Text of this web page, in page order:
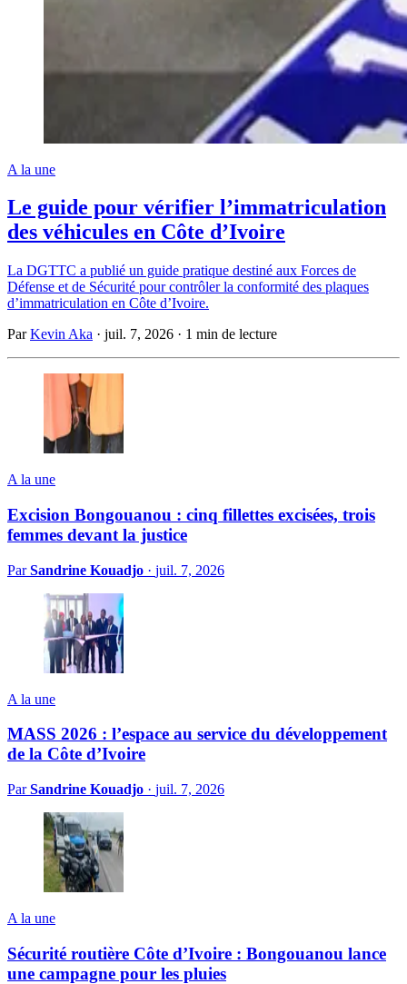
A la une
Le guide pour vérifier l’immatriculation
des véhicules en Côte d’Ivoire
La DGTTC a publié un guide pratique destiné aux Forces de
Défense et de Sécurité pour contrôler la conformité des plaques
d’immatriculation en Côte d’Ivoire.
ParKevin Aka · juil. 7, 2026 · 1 min de lecture
A la une
Excision Bongouanou : cinq fillettes excisées, trois
femmes devant la justice
ParSandrine Kouadjo · juil. 7, 2026
A la une
MASS 2026 : l’espace au service du développement
de la Côte d’Ivoire
ParSandrine Kouadjo · juil. 7, 2026
A la une
Sécurité routière Côte d’Ivoire : Bongouanou lance
une campagne pour les pluies